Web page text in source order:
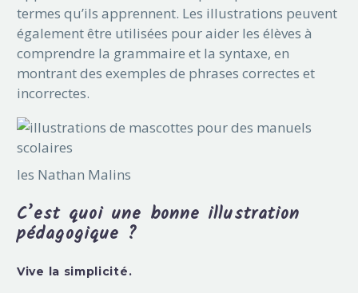
termes qu’ils apprennent. Les illustrations peuvent
également être utilisées pour aider les élèves à
comprendre la grammaire et la syntaxe, en
montrant des exemples de phrases correctes et
incorrectes.
les Nathan Malins
C’est quoi une bonne illustration
pédagogique ?
Vive la simplicité.